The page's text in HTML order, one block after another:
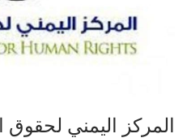
المركز اليمني لحقوق